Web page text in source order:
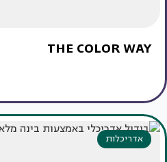
THE COLOR WAY
אדריכלות